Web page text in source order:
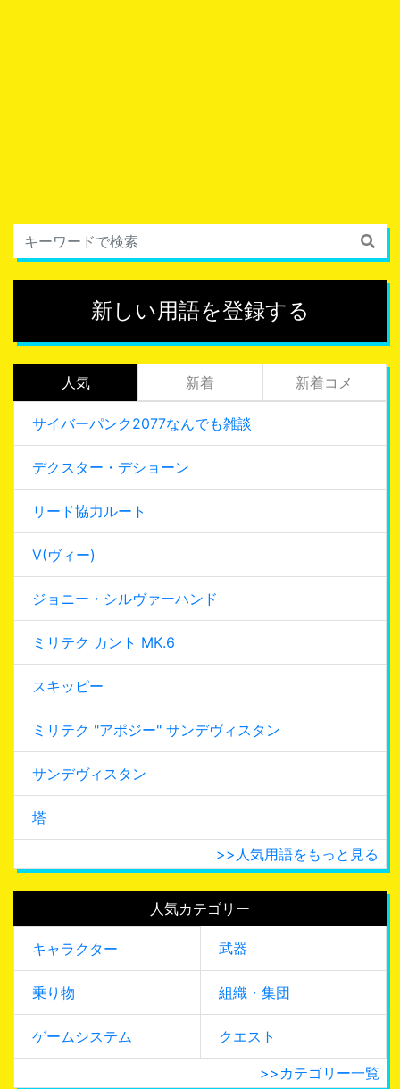
新しい用語を登録する
人気 新着 新着コメ
サイバーパンク2077なんでも雑談
デクスター・デショーン
リード協力ルート
V(ヴィー)
ジョニー・シルヴァーハンド
ミリテク カント MK.6
スキッピー
ミリテク "アポジー" サンデヴィスタン
サンデヴィスタン
塔
>>人気用語をもっと見る
人気カテゴリー
キャラクター 武器
乗り物 組織・集団
ゲームシステム クエスト
>>カテゴリー一覧